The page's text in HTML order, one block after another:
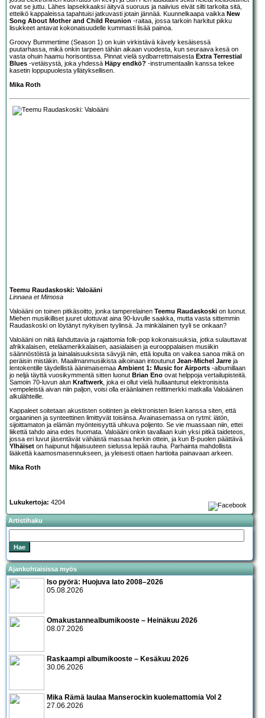
ovat se juttu. Lähes lapsekkaaksi äityvä suoruus ja naiivius eivät silti tarkoita sitä,
etteikö kappaleissa tapahtuisi jatkuvasti jotain jännää. Kuunnelkaapa vaikka New
Song About Mother and Child Reunion -raitaa, jossa tarkoin harkitut pikku
lisukkeet antavat kokonaisuudelle kummasti lisää painoa.
Groovy Bummertime (Season 1) on kuin virkistävä kävely kesäisessä
puutarhassa, mikä onkin tarpeen tähän aikaan vuodesta, kun seuraava kesä on
vasta ohuin haamu horisontissa. Pinnat vielä sydbarrettmaisesta Extra Terrestial
Blues -vetäisystä, joka yhdessä Häpy endkö? -instrumentaalin kanssa tekee
kasetin loppupuolesta yllätyksellisen.
Mika Roth
Teemu Raudaskoski: Valoääni
Linnaea et Mimosa
Valoääni on toinen pitkäsoitto, jonka tamperelainen Teemu Raudaskoski on luonut.
Miehen musiikilliset juuret ulottuvat aina 90-luvulle saakka, mutta vasta sittemmin
Raudaskoski on löytänyt nykyisen tyylinsä. Ja minkälainen tyyli se onkaan?
Valoääni on niitä ilahduttavia ja rajattomia folk-pop kokonaisuuksia, jotka sulauttavat
afrikkalaisen, eteläamerikkalaisen, aasialaisen ja eurooppalaisen musiikin
säännöstöistä ja lainalaisuuksista sävyjä niin, että lopulta on vaikea sanoa mikä on
peräisin mistäkin. Maailmanmusiikista aikoinaan intoutunut Jean-Michel Jarre ja
lentokentille täydellistä äänimaisemaa Ambient 1: Music for Airports -albumillaan
jo neljä täyttä vuosikymmentä sitten luonut Brian Eno ovat helppoja vertailupisteitä.
Samoin 70-luvun alun Kraftwerk , joka ei ollut vielä hullaantunut elektronisista
vempeleistä aivan niin paljon, voisi olla eräänlainen reittimerkki matkalla Valoäänen
alkulähteille.
Kappaleet soitetaan akustisten soitinten ja elektronisten lisien kanssa siten, että
orgaaninen ja synteettinen limittyvät toisiinsa. Avainasemassa on rytmi: iätön,
sijoittamaton ja elämän myönteisyyttä uhkuva poljento. Se vie muassaan niin, ettei
liikettä tahdo aina edes huomata. Valoääni onkin tavallaan kuin yksi pitkä taideteos,
jossa eri luvut jäsentävät vähäistä massaa herkin ottein, ja kun B-puolen päättävä
Ylhäiset on haipunut hiljaisuuteen sielussa lepää rauha. Parhainta mahdollista
lääkettä kaamosmasennukseen, ja yleisesti ottaen hartioita painavaan arkeen.
Mika Roth
Lukukertoja: 4204
Artistihaku
Ajankohtaisissa myös
Iso pyörä: Huojuva lato 2008–2026
05.08.2026
Omakustannealbumikooste – Heinäkuu 2026
08.07.2026
Raskaampi albumikooste – Kesäkuu 2026
30.06.2026
Mika Rämä laulaa Manserockin kuolemattomia Vol 2
27.06.2026